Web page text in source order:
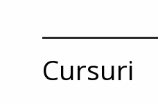
Cursuri